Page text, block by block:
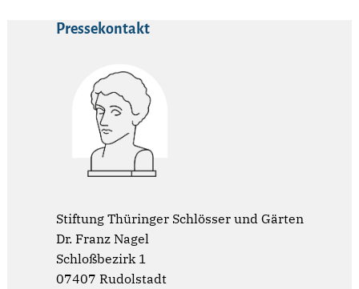
Pressekontakt
Stiftung Thüringer Schlösser und Gärten
Dr. Franz Nagel
Schloßbezirk 1
07407 Rudolstadt